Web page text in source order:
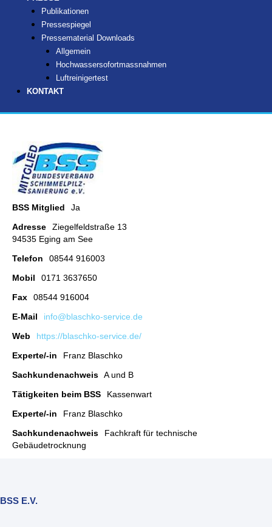
Publikationen
Pressespiegel
Pressematerial Downloads
Allgemein
Hochwassersofortmassnahmen
Luftreinigertest
KONTAKT
BSS Mitglied
Ja
Adresse
Ziegelfeldstraße 13
94535 Eging am See
Telefon
08544 916003
Mobil
0171 3637650
Fax
08544 916004
E-Mail
info@blaschko-service.de
Web
https://blaschko-service.de/
Experte/-in
Franz Blaschko
Sachkundenachweis A und B
Tätigkeiten beim BSS
Kassenwart
Experte/-in
Franz Blaschko
Sachkundenachweis
Fachkraft für technische
Gebäudetrocknung
BSS E.V.